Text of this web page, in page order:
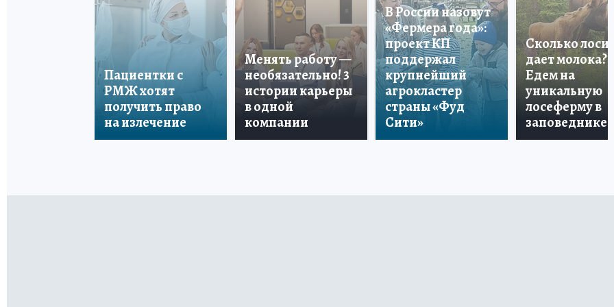
Пациентки с
РМЖ хотят
получить право
на излечение
Менять работу —
необязательно! 3
истории карьеры
в одной
компании
В России назовут
«Фермера года»:
проект КП
поддержал
крупнейший
агрокластер
страны «Фуд
Сити»
Сколько лосиха
дает молока?
Едем на
уникальную
лосеферму в
заповеднике!